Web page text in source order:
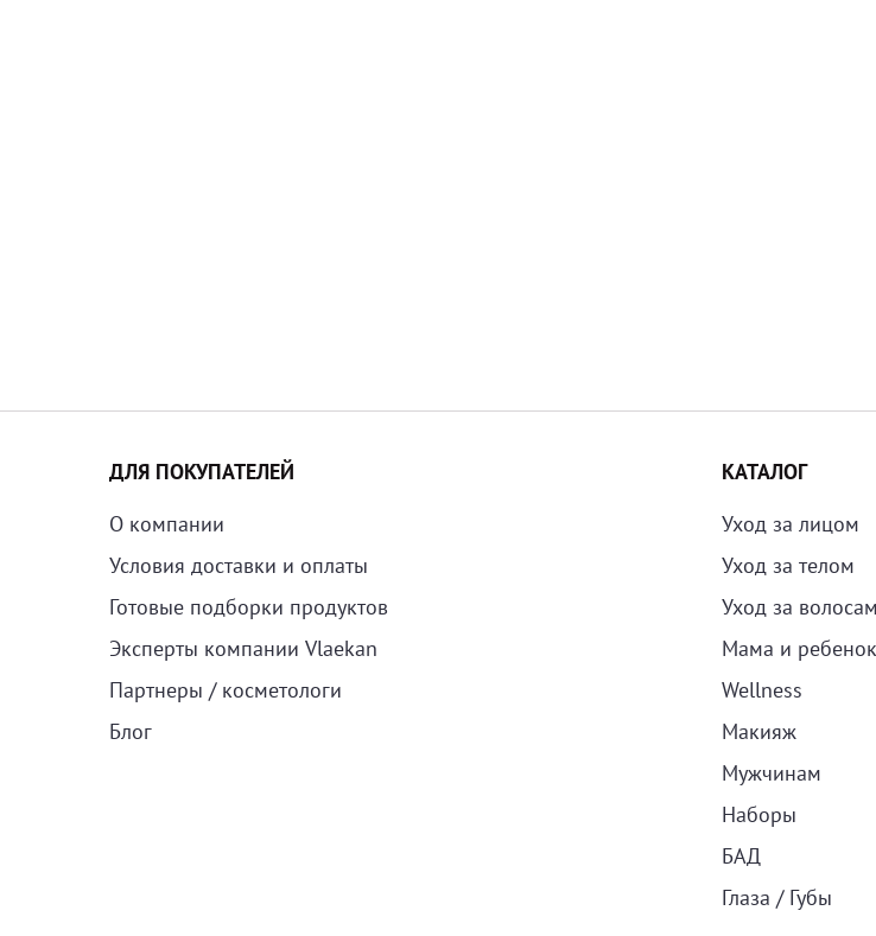
ДЛЯ ПОКУПАТЕЛЕЙ
О компании
Условия доставки и оплаты
Готовые подборки продуктов
Эксперты компании Vlaekan
Партнеры / косметологи
Блог
КАТАЛОГ
Уход за лицом
Уход за телом
Уход за
Мама и ребенок
Wellness
Макияж
Мужчинам
Наборы
БАД
Глаза / Губы